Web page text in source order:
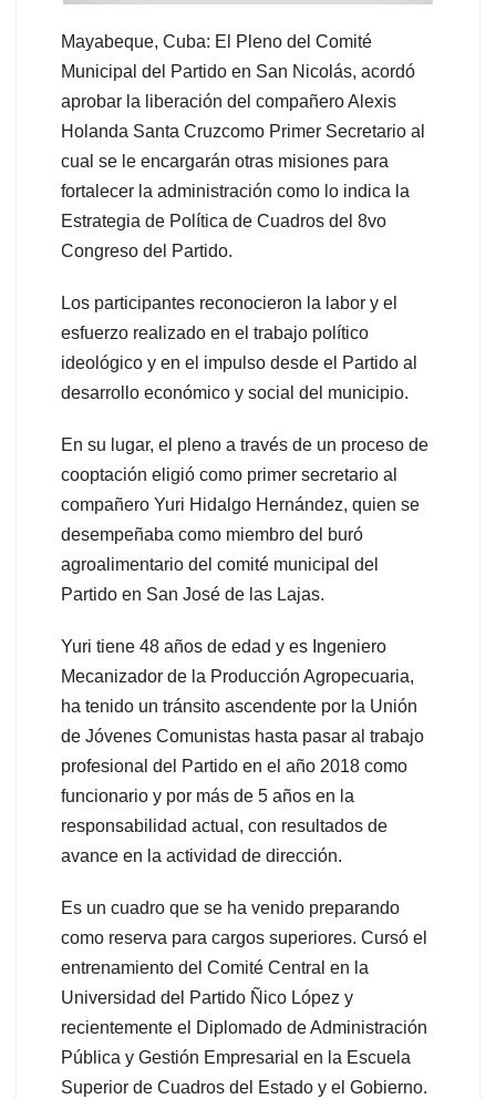
Mayabeque, Cuba: El Pleno del Comité
Municipal del Partido en San Nicolás, acordó
aprobar la liberación del compañero Alexis
Holanda Santa Cruzcomo Primer Secretario al
cual se le encargarán otras misiones para
fortalecer la administración como lo indica la
Estrategia de Política de Cuadros del 8vo
Congreso del Partido.
Los participantes reconocieron la labor y el
esfuerzo realizado en el trabajo político
ideológico y en el impulso desde el Partido al
desarrollo económico y social del municipio.
En su lugar, el pleno a través de un proceso de
cooptación eligió como primer secretario al
compañero Yuri Hidalgo Hernández, quien se
desempeñaba como miembro del buró
agroalimentario del comité municipal del
Partido en San José de las Lajas.
Yuri tiene 48 años de edad y es Ingeniero
Mecanizador de la Producción Agropecuaria,
ha tenido un tránsito ascendente por la Unión
de Jóvenes Comunistas hasta pasar al trabajo
profesional del Partido en el año 2018 como
funcionario y por más de 5 años en la
responsabilidad actual, con resultados de
avance en la actividad de dirección.
Es un cuadro que se ha venido preparando
como reserva para cargos superiores. Cursó el
entrenamiento del Comité Central en la
Universidad del Partido Ñico López y
recientemente el Diplomado de Administración
Pública y Gestión Empresarial en la Escuela
Superior de Cuadros del Estado y el Gobierno.